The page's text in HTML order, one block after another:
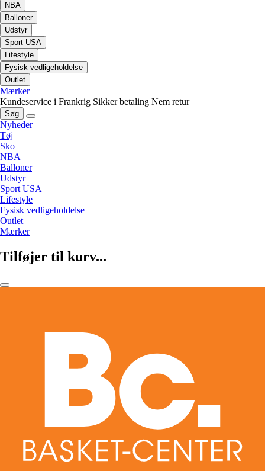
NBA
Balloner
Udstyr
Sport USA
Lifestyle
Fysisk vedligeholdelse
Outlet
Mærker
Kundeservice i Frankrig Sikker betaling Nem retur
Søg
Nyheder
Tøj
Sko
NBA
Balloner
Udstyr
Sport USA
Lifestyle
Fysisk vedligeholdelse
Outlet
Mærker
Tilføjer til kurv...